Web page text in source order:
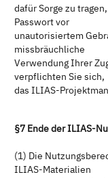
dafür Sorge zu
Passwort vor
unautorisiertem
missbräuchliche
Verwendung Ihrer
verpflichten Sie sich,
das ILIAS-
§7 Ende der ILIAS-
(1) Die
ILIAS-Materialien